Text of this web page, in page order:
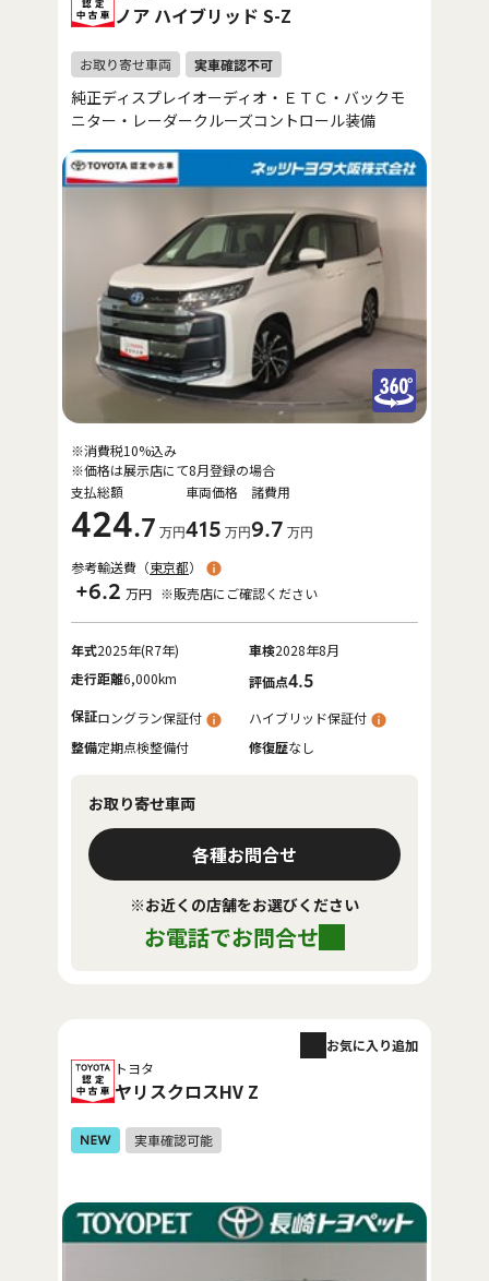
ノア ハイブリッド S-Z
純正ディスプレイオーディオ・ＥＴＣ・バックモ
ニター・レーダークルーズコントロール装備
支払総額
424.7 万円
車両価格
415 万円
諸費用
9.7 万円
※消費税10%込み
※価格は展示店にて8月登録の場合
参考輸送費（東京都）
+6.2 万円 ※販売店にご確認ください
年式2025年(R7年) 車検2028年8月
走行距離6,000km 評価点4.5
保証ロングラン保証付
ハイブリッド保証付
整備定期点検整備付 修復歴なし
お取り寄せ車両
各種お問合せ
※お近くの店舗をお選びください
お電話でお問合せ
トヨタ
ヤリスクロスHV Z
お気に入り追加